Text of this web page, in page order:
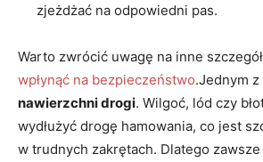
zjeżdżać na ⁤odpowiedni pas.
Warto⁣ zwrócić uwagę⁢ na inne
wpłynąć na bezpieczeństwo.Jednym
nawierzchni drogi. Wilgoć, ​lód czy
wydłużyć⁣ drogę hamowania, co jest
⁤w trudnych‌ zakrętach. Dlatego